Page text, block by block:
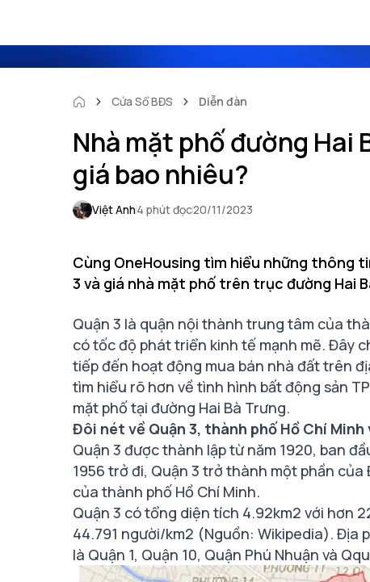
Cửa Sổ BĐS Diễn đàn
Nhà mặt phố đường Hai
giá bao nhiêu?
Việt Anh4 phút đọc20/11/2023
Cùng OneHousing tìm hiểu những thông
3 và giá nhà mặt phố trên trục đường Hai
Quận 3 là quận nội thành trung tâm của
có tốc độ phát triển kinh tế mạnh mẽ. Đây
tiếp đến hoạt động mua bán nhà đất trên
tìm hiểu rõ hơn về tình hình bất động sản
mặt phố tại đường Hai Bà Trưng.
Đôi nét về Quận 3, thành phố Hồ Chí Minh
Quận 3 được thành lập từ năm 1920, ban
1956 trở đi, Quận 3 trở thành một phần
của thành phố Hồ Chí Minh.
Quận 3 có tổng diện tích 4.92km2 với hơn
44.791 người/km2 (Nguồn: Wikipedia). Địa
là Quận 1, Quận 10, Quận Phú Nhuận và